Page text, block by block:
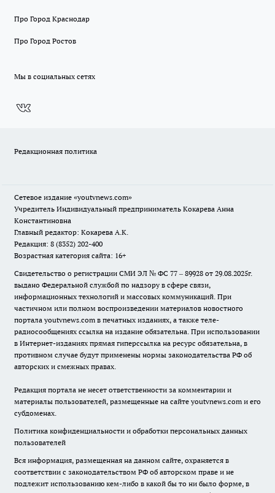
Про Город Краснодар
Про Город Ростов
Мы в социальных сетях
Редакционная политика
Сетевое издание «youtvnews.com»
Учредитель Индивидуальный предприниматель Кокарева Анна
Константиновна
Главный редактор: Кокарева А.К.
Редакция: 8 (8352) 202-400
Возрастная категория сайта: 16+
Свидетельство о регистрации СМИ ЭЛ № ФС 77 – 89928 от 29.08.2025г.
выдано Федеральной службой по надзору в сфере связи,
информационных технологий и массовых коммуникаций. При
частичном или полном воспроизведении материалов новостного
портала youtvnews.com в печатных изданиях, а также теле-
радиосообщениях ссылка на издание обязательна. При использовании
в Интернет-изданиях прямая гиперссылка на ресурс обязательна, в
противном случае будут применены нормы законодательства РФ об
авторских и смежных правах.
Редакция портала не несет ответственности за комментарии и
материалы пользователей, размещенные на сайте youtvnews.com и его
субдоменах.
Политика конфиденциальности и обработки персональных данных
пользователей
Вся информация, размещенная на данном сайте, охраняется в
соответствии с законодательством РФ об авторском праве и не
подлежит использованию кем-либо в какой бы то ни было форме, в